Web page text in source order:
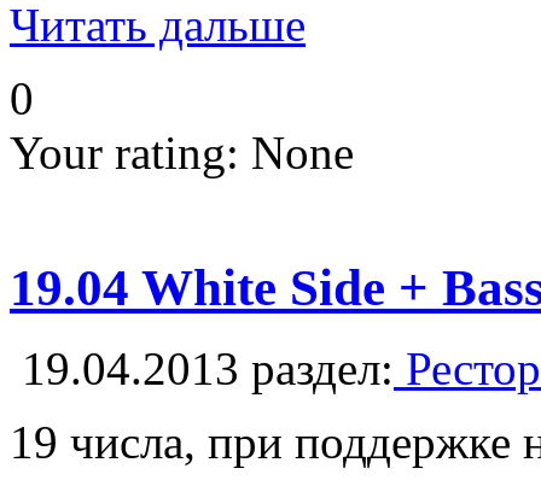
Читать дальше
0
Your rating: None
19.04 White Side +
19.04.2013 раздел:
19 числа, при поддержке